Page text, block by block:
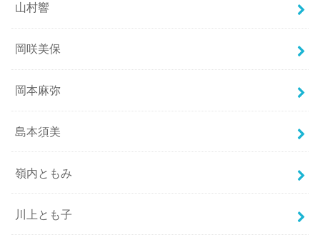
山村響
岡咲美保
岡本麻弥
島本須美
嶺内ともみ
川上とも子